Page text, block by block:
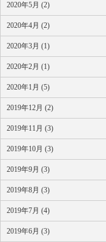
2020年5月 (2)
2020年4月 (2)
2020年3月 (1)
2020年2月 (1)
2020年1月 (5)
2019年12月 (2)
2019年11月 (3)
2019年10月 (3)
2019年9月 (3)
2019年8月 (3)
2019年7月 (4)
2019年6月 (3)